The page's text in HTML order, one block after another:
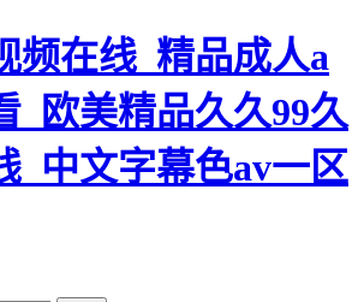
频在线_精品成人a
_欧美精品久久99久
_中文字幕色av一区